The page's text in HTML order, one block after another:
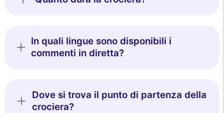
In quali lingue sono disponibili i
commenti in diretta?
Dove si trova il punto di partenza della
crociera?